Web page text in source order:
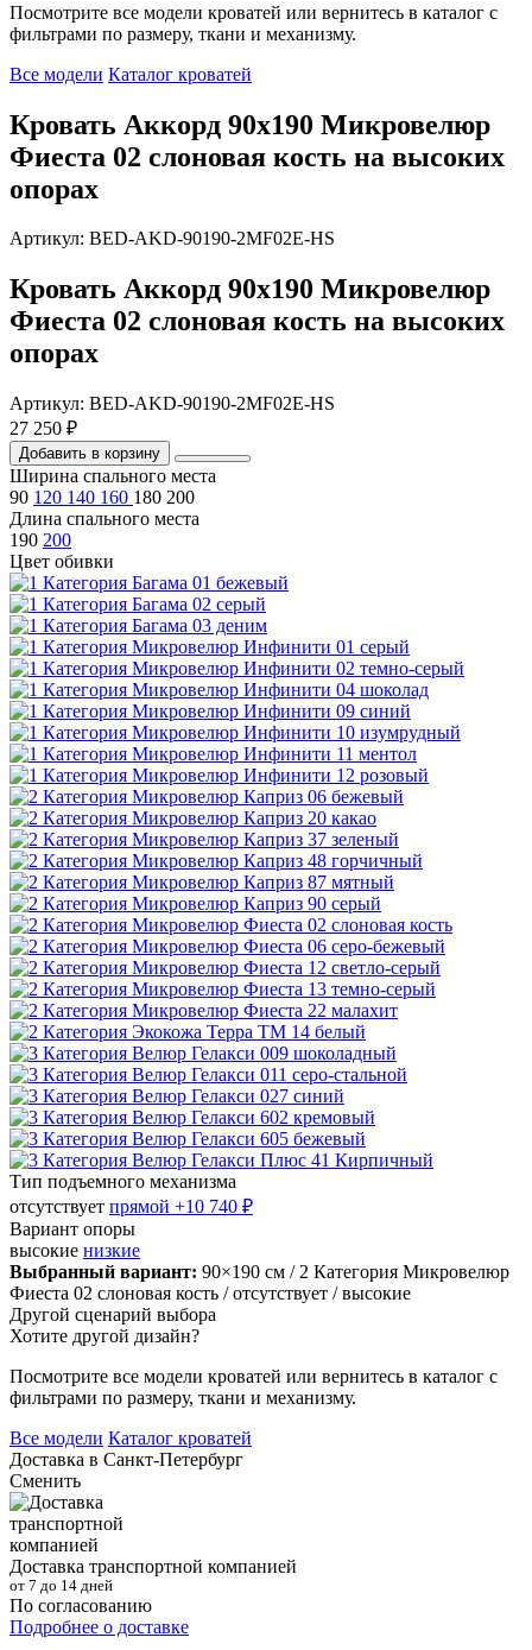
Посмотрите все модели кроватей или вернитесь в каталог с
фильтрами по размеру, ткани и механизму.
Все модели Каталог кроватей
Кровать Аккорд 90х190 Микровелюр
Фиеста 02 слоновая кость на высоких
опорах
Артикул: BED-AKD-90190-2MF02E-HS
Кровать Аккорд 90х190 Микровелюр
Фиеста 02 слоновая кость на высоких
опорах
Артикул: BED-AKD-90190-2MF02E-HS
27 250 ₽
Добавить в корзину
Ширина спального места
90 120 140 160 180 200
Длина спального места
190 200
Цвет обивки
Тип подъемного механизма
отсутствует прямой +10 740 ₽
Вариант опоры
высокие низкие
Выбранный вариант: 90×190 см / 2 Категория Микровелюр
Фиеста 02 слоновая кость / отсутствует / высокие
Другой сценарий выбора
Хотите другой дизайн?
Посмотрите все модели кроватей или вернитесь в каталог с
фильтрами по размеру, ткани и механизму.
Все модели Каталог кроватей
Доставка в Санкт-Петербург
Сменить
Доставка транспортной компанией
от 7 до 14 дней
По согласованию
Подробнее о доставке